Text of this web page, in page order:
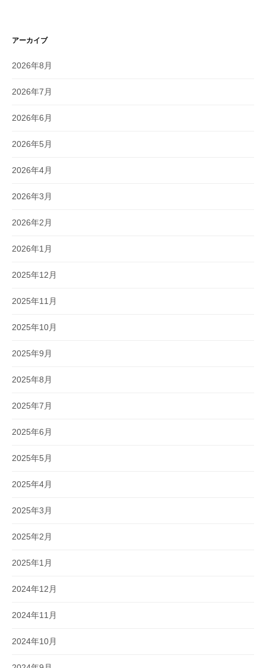
アーカイブ
2026年8月
2026年7月
2026年6月
2026年5月
2026年4月
2026年3月
2026年2月
2026年1月
2025年12月
2025年11月
2025年10月
2025年9月
2025年8月
2025年7月
2025年6月
2025年5月
2025年4月
2025年3月
2025年2月
2025年1月
2024年12月
2024年11月
2024年10月